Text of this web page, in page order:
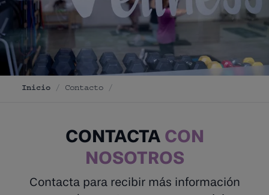
Inicio / Contacto /
CONTACTA CON
NOSOTROS
Contacta para recibir más información